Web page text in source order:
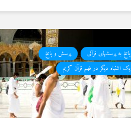
پاسخ به پرسشهای قرآنی
پرسش و پاسخ
یک اشتباه دیگر در فهم قرآن کریم